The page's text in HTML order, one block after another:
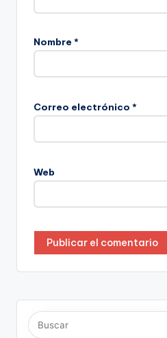
Nombre *
Correo electrónico *
Web